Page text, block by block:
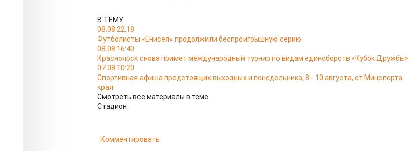
В ТЕМУ
08.08 22:18
Футболисты «Енисея» продолжили беспроигрышную серию
08.08 16:40
Красноярск снова примет международный турнир по видам единоборств «Кубок Дружбы»
07.08 10:20
Спортивная афиша предстоящих выходных и понедельника, 8 - 10 августа, от Минспорта
края
Смотреть все материалы в теме
Стадион
Комментировать